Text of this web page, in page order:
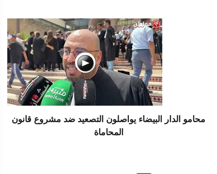
محامو الدار البيضاء يواصلون التصعيد ضد مشروع قانون
المحاماة